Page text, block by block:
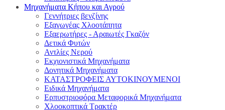
Μηχανήματα Κήπου και Αγρού
Γεννήτριες βενζίνης
Εξαγωγέας Χλοοτάπητα
Εξαερωτήρες - Αραιωτές Γκαζόν
Δετικά Φυτών
Αντλίες Νερού
Εκχιονιστικά Μηχανήματα
Δονητικά Μηχανήματα
ΚΑΤΑΣΤΡΟΦΕΙΣ ΑΥΤΟΚΙΝΟΥΜΕΝΟΙ
Ειδικά Μηχανήματα
Eρπυστριοφόρα Μεταφορικά Μηχανήματα
Χλοοκοπτικά Τρακτέρ